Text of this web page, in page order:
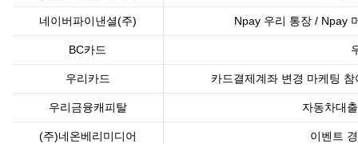
네이버파이낸셜(주) Npay 우리 통장 / Npay
BC카드
우리카드 카드결제계좌 변경 마케팅
우리금융캐피탈 자동차대
(주)네온베리미디어 이벤트